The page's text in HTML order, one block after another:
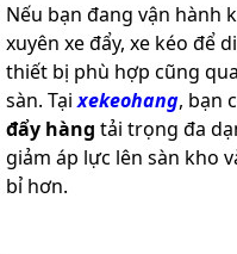
Nếu bạn đang vận hành
xuyên xe đẩy, xe kéo để
thiết bị phù hợp cũng
sàn. Tại xekeohang, bạn
đẩy hàng tải trọng đa
giảm áp lực lên sàn kho
bỉ hơn.